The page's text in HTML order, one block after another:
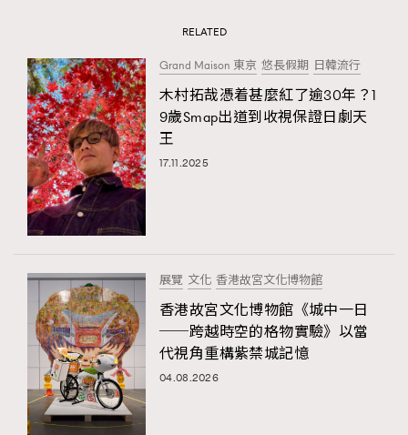
RELATED
Grand Maison 東京 悠長假期 日韓流行
木村拓哉憑着甚麼紅了逾30年？1
9歲Smap出道到收視保證日劇天
王
17.11.2025
展覽 文化 香港故宮文化博物館
香港故宮文化博物館《城中一日
──跨越時空的格物實驗》以當
代視角重構紫禁城記憶
04.08.2026